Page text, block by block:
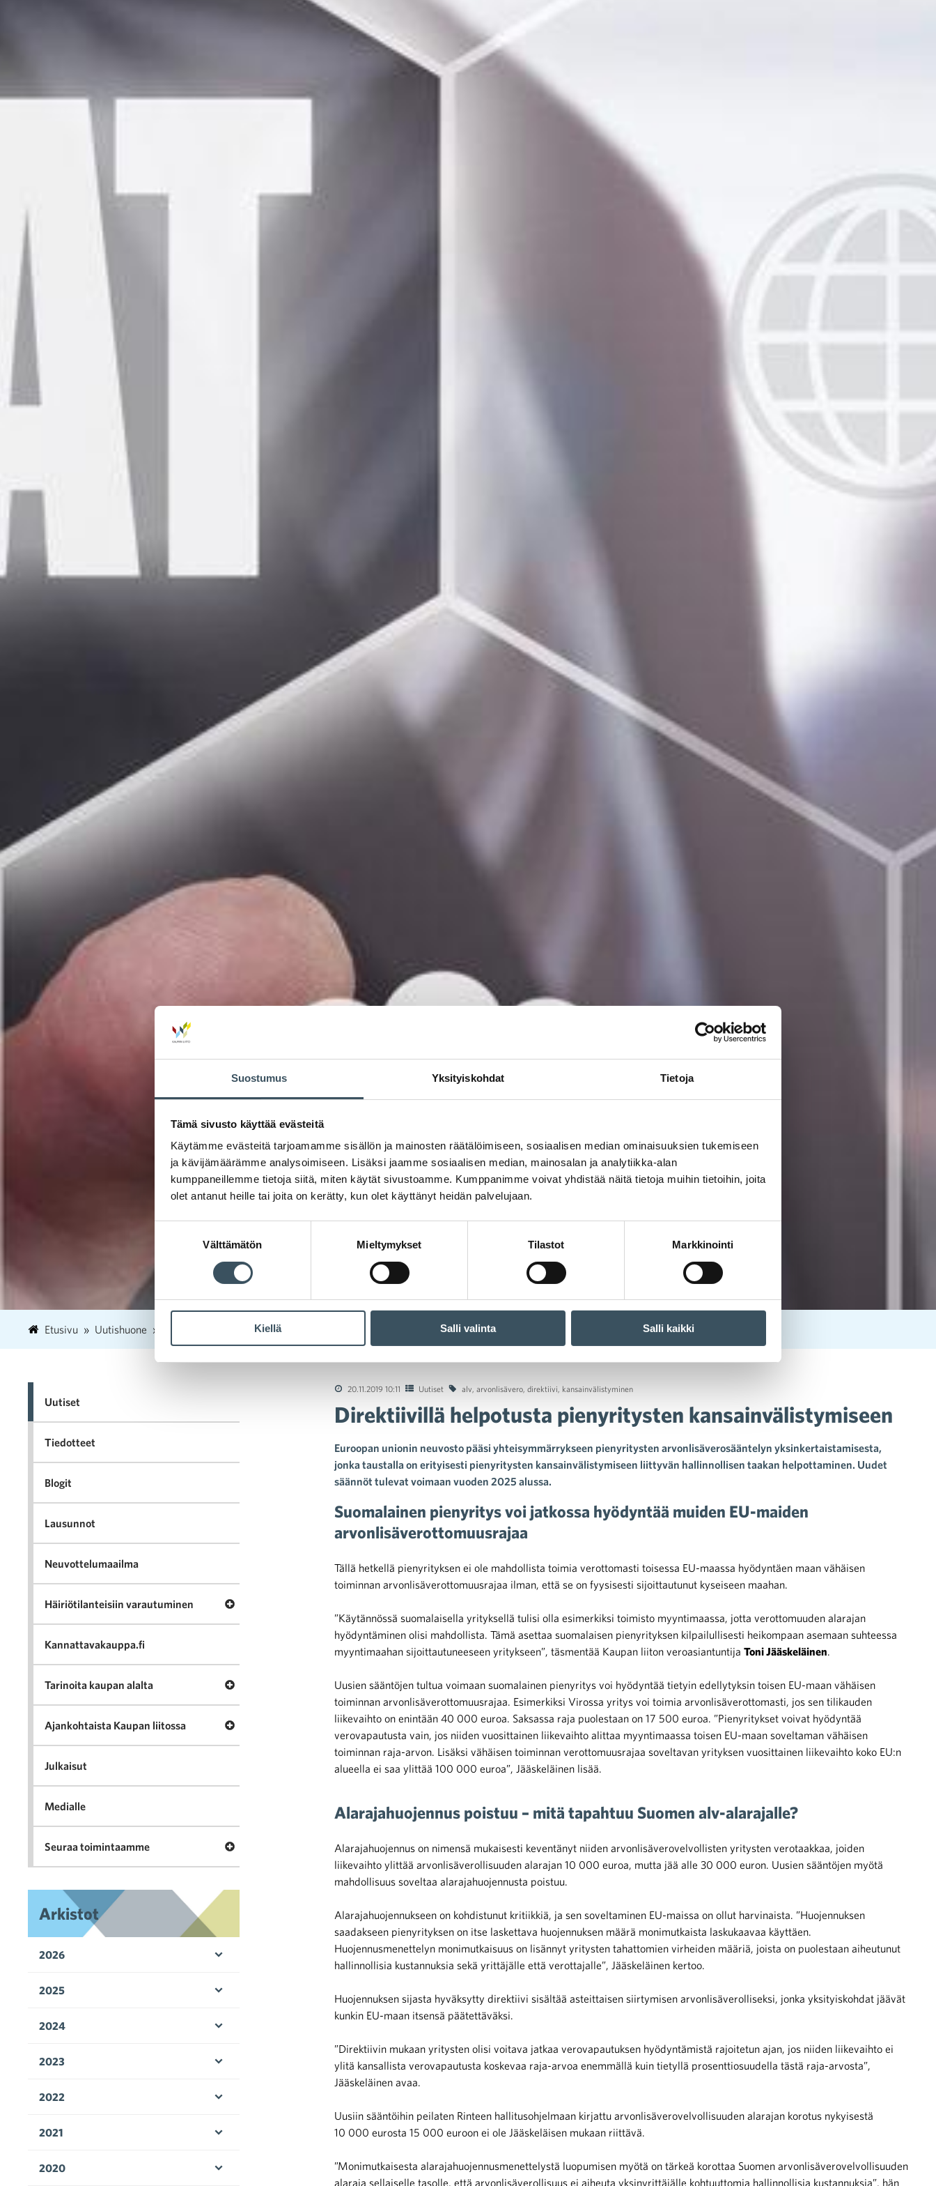
Suostumus Yksityiskohdat Tietoja
Tämä sivusto käyttää evästeitä
Käytämme evästeitä tarjoamamme sisällön ja mainosten räätälöimiseen, sosiaalisen median ominaisuuksien tukemiseen
ja kävijämäärämme analysoimiseen. Lisäksi jaamme sosiaalisen median, mainosalan ja analytiikka-alan
kumppaneillemme tietoja siitä, miten käytät sivustoamme. Kumppanimme voivat yhdistää näitä tietoja muihin tietoihin, joita
olet antanut heille tai joita on kerätty, kun olet käyttänyt heidän palvelujaan.
Välttämätön Mieltymykset Tilastot Markkinointi
Kiellä Salli valinta Salli kaikki
Etusivu Uutishuone 20 Direktiivillä helpotusta pienyritysten kansainvälistymiseen
20.11.2019 10:11 Uutiset alv arvonlisävero direktiivi kansainvälistyminen
Direktiivillä helpotusta pienyritysten kansainvälistymiseen
Euroopan unionin neuvosto pääsi yhteisymmärrykseen pienyritysten arvonlisäverosääntelyn yksinkertaistamisesta,
jonka taustalla on erityisesti pienyritysten kansainvälistymiseen liittyvän hallinnollisen taakan helpottaminen. Uudet
säännöt tulevat voimaan vuoden 2025 alussa.
Suomalainen pienyritys voi jatkossa hyödyntää muiden EU-maiden
arvonlisäverottomuusrajaa
Tällä hetkellä pienyrityksen ei ole mahdollista toimia verottomasti toisessa EU-maassa hyödyntäen maan vähäisen
toiminnan arvonlisäverottomuusrajaa ilman, että se on fyysisesti sijoittautunut kyseiseen maahan.
”Käytännössä suomalaisella yrityksellä tulisi olla esimerkiksi toimisto myyntimaassa, jotta verottomuuden alarajan
hyödyntäminen olisi mahdollista. Tämä asettaa suomalaisen pienyrityksen kilpailullisesti heikompaan asemaan suhteessa
myyntimaahan sijoittautuneeseen yritykseen”, täsmentää Kaupan liiton veroasiantuntija Toni Jääskeläinen
Uusien sääntöjen tultua voimaan suomalainen pienyritys voi hyödyntää tietyin edellytyksin toisen EU-maan vähäisen
toiminnan arvonlisäverottomuusrajaa. Esimerkiksi Virossa yritys voi toimia arvonlisäverottomasti, jos sen tilikauden
liikevaihto on enintään 40 000 euroa. Saksassa raja puolestaan on 17 500 euroa. ”Pienyritykset voivat hyödyntää
verovapautusta vain, jos niiden vuosittainen liikevaihto alittaa myyntimaassa toisen EU-maan soveltaman vähäisen
toiminnan raja-arvon. Lisäksi vähäisen toiminnan verottomuusrajaa soveltavan yrityksen vuosittainen liikevaihto koko EU:n
alueella ei saa ylittää 100 000 euroa”, Jääskeläinen lisää.
Alarajahuojennus poistuu – mitä tapahtuu Suomen alv-alarajalle?
Alarajahuojennus on nimensä mukaisesti keventänyt niiden arvonlisäverovelvollisten yritysten verotaakkaa, joiden
liikevaihto ylittää arvonlisäverollisuuden alarajan 10 000 euroa, mutta jää alle 30 000 euron. Uusien sääntöjen myötä
mahdollisuus soveltaa alarajahuojennusta poistuu.
Alarajahuojennukseen on kohdistunut kritiikkiä, ja sen soveltaminen EU-maissa on ollut harvinaista. ”Huojennuksen
saadakseen pienyrityksen on itse laskettava huojennuksen määrä monimutkaista laskukaavaa käyttäen.
Huojennusmenettelyn monimutkaisuus on lisännyt yritysten tahattomien virheiden määriä, joista on puolestaan aiheutunut
hallinnollisia kustannuksia sekä yrittäjälle että verottajalle”, Jääskeläinen kertoo.
Huojennuksen sijasta hyväksytty direktiivi sisältää asteittaisen siirtymisen arvonlisäverolliseksi, jonka yksityiskohdat jäävät
kunkin EU-maan itsensä päätettäväksi.
”Direktiivin mukaan yritysten olisi voitava jatkaa verovapautuksen hyödyntämistä rajoitetun ajan, jos niiden liikevaihto ei
ylitä kansallista verovapautusta koskevaa raja-arvoa enemmällä kuin tietyllä prosenttiosuudella tästä raja-arvosta”,
Jääskeläinen avaa.
Uusiin sääntöihin peilaten Rinteen hallitusohjelmaan kirjattu arvonlisäverovelvollisuuden alarajan korotus nykyisestä
10 000 eurosta 15 000 euroon ei ole Jääskeläisen mukaan riittävä.
”Monimutkaisesta alarajahuojennusmenettelystä luopumisen myötä on tärkeä korottaa Suomen arvonlisäverovelvollisuuden
alaraja sellaiselle tasolle, että arvonlisäverollisuus ei aiheuta yksinyrittäjälle kohtuuttomia hallinnollisia kustannuksia”, hän
Uutiset
Tiedotteet
Blogit
Lausunnot
Neuvottelumaailma
Häiriötilanteisiin varautuminen Avaa valikko Häiriötilanteisiin varautuminen
Kannattavakauppa.fi
Tarinoita kaupan alalta Avaa valikko Tarinoita kaupan alalta
Ajankohtaista Kaupan liitossa Avaa valikko Ajankohtaista Kaupan liitossa
Julkaisut
Medialle
Seuraa toimintaamme Avaa valikko Seuraa toimintaamme
Arkistot
2026
2025
2024
2023
2022
2021
2020